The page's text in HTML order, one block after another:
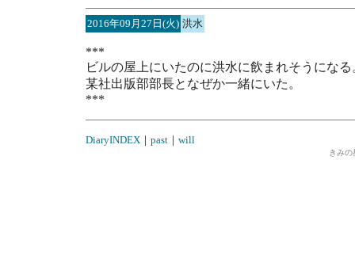
2016年09月27日(火) 洪水
***
ビルの屋上にいたのに洪水に飲まれそうになる
某社出版部部長となぜか一緒にいた。
***
DiaryINDEX｜ past｜ will
きみ